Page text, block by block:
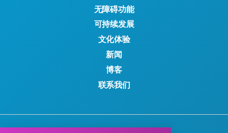
无障碍功能
可持续发展
文化体验
新闻
博客
联系我们